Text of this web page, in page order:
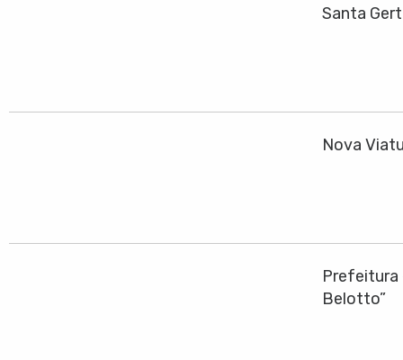
Santa
Nova
Prefeitura
Belotto”